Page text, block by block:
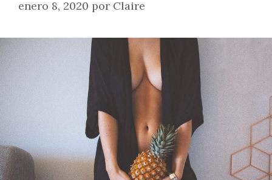
enero 8, 2020 por Claire